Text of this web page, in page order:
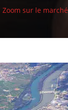
Zoom sur le